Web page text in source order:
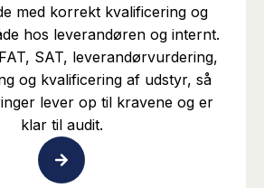
med korrekt kvalificering og
hos leverandøren og internt.
SAT, leverandørvurdering,
og kvalificering af udstyr, så
lever op til kravene og er
klar til audit.